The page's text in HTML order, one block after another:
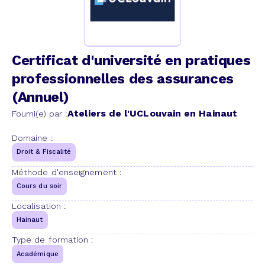
Certificat d'université en pratiques
professionnelles des assurances
(Annuel)
Fourni(e) par :Ateliers de l'UCLouvain en Hainaut
Domaine :
Droit & Fiscalité
Méthode d'enseignement :
Cours du soir
Localisation :
Hainaut
Type de formation :
Académique